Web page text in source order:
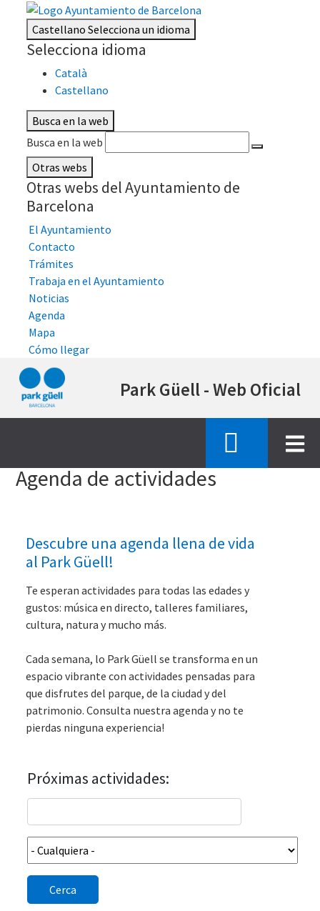
CastellanoSelecciona un idioma
Selecciona idioma
Català
Castellano
Busca en la web
Busca en la web
Otras webs
Otras webs del Ayuntamiento de
Barcelona
El Ayuntamiento
Contacto
Trámites
Trabaja en el Ayuntamiento
Noticias
Agenda
Mapa
Cómo llegar
al
principal
Park Güell - Web Oficial
Agenda de actividades
Descubre una agenda llena de vida
al Park Güell!
Te esperan actividades para todas las edades y
gustos: música en directo, talleres familiares,
cultura, natura y mucho más.
Cada semana, lo Park Güell se transforma en un
espacio vibrante con actividades pensadas para
que disfrutes del parque, de la ciudad y del
patrimonio. Consulta nuestra agenda y no te
pierdas ninguna experiencia!
Próximas actividades:
Cerca